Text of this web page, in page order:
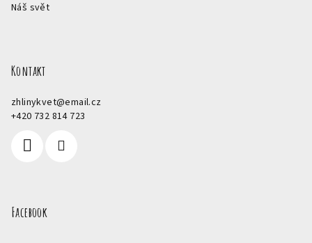
Náš svět
Kontakt
zhlinykvet@email.cz
+420 732 814 723
Facebook